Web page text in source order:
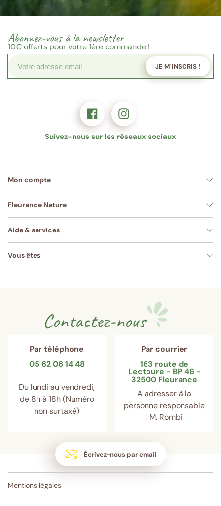
Abonnez-vous à la newsletter
10€offerts pour votre 1ère commande !
JE M'INSCRIS !
Suivez-nous sur les réseaux sociaux
Mon compte
Fleurance Nature
Aide & services
Vous êtes
Contactez-nous
Par téléphone
05 62 06 14 48
Du lundi au vendredi,
de 8h à 18h (Numéro
non surtaxé)
Par courrier
163 route de
Lectoure - BP 46 -
32500 Fleurance
A adresser à la
personne responsable
: M. Rombi
Écrivez-nous par email
Mentions légales